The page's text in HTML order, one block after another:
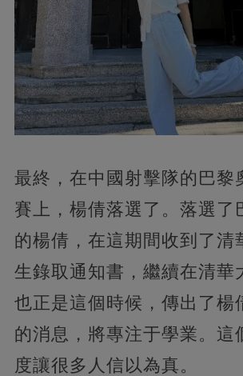
最終，在中國射擊隊的巴黎
賽上，楊倩落選了。落選了
的楊倩，在這期間收到了清
生錄取通知書，繼續在清華
也正是這個時候，傳出了楊
的消息，將專注于學業。這
度讓很多人信以為真。